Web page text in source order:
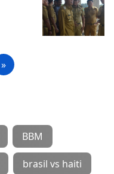
»
BBM
brasil vs haiti